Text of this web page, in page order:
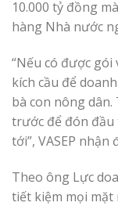
10.000 tỷ đồng
hàng Nhà nước
“Nếu có được gói
kích cầu để
bà con nông
trước để đón
tới”, VASEP nhận
Theo ông Lực
tiết kiệm mọi mặt